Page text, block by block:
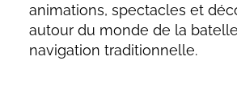
animations, spectacles et
autour du monde de la
navigation traditionnelle.